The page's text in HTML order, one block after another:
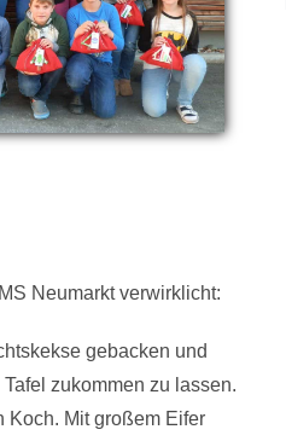
Neumarkt verwirklicht:
gebacken und
zukommen zu lassen.
Koch. Mit großem Eifer